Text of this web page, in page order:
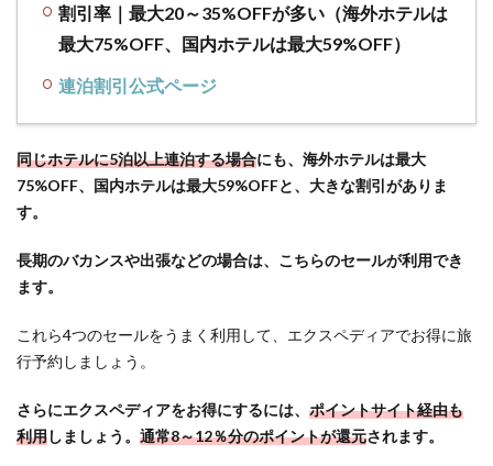
【eチ
ケッ
ト】
エク
ディ
チケ
ット
い？
認方
法
【筆
者の
割引率｜最大20～35%OFFが多い（海外ホテルは
最大75%OFF、国内ホテルは最大59%OFF）
連泊割引公式ページ
同じホテルに5泊以上連泊する場合にも、海外ホテルは最大
75%OFF、国内ホテルは最大59%OFFと、大きな割引がありま
す。
長期のバカンスや出張などの場合は、こちらのセールが利用でき
ます。
これら4つのセールをうまく利用して、エクスペディアでお得に旅
行予約しましょう。
さらにエクスペディアをお得にするには、 ポイントサイト経由も
利用しましょう。 通常8～12％分のポイントが還元されます。